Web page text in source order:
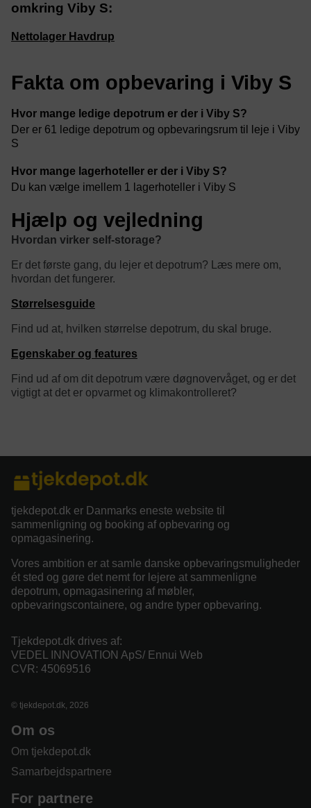
omkring Viby S:
Nettolager Havdrup
Fakta om opbevaring i Viby S
Hvor mange ledige depotrum er der i Viby S?
Der er 61 ledige depotrum og opbevaringsrum til leje i Viby
S
Hvor mange lagerhoteller er der i Viby S?
Du kan vælge imellem 1 lagerhoteller i Viby S
Hjælp og vejledning
Hvordan virker self-storage?
Er det første gang, du lejer et depotrum? Læs mere om,
hvordan det fungerer.
Størrelsesguide
Find ud at, hvilken størrelse depotrum, du skal bruge.
Egenskaber og features
Find ud af om dit depotrum være døgnovervåget, og er det
vigtigt at det er opvarmet og klimakontrolleret?
tjekdepot.dk er Danmarks eneste website til
sammenligning og booking af opbevaring og
opmagasinering.
Vores ambition er at samle danske opbevaringsmuligheder
ét sted og gøre det nemt for lejere at sammenligne
depotrum, opmagasinering af møbler,
opbevaringscontainere, og andre typer opbevaring.
Tjekdepot.dk drives af:
VEDEL INNOVATION ApS/ Ennui Web
CVR: 45069516
© tjekdepot.dk, 2026
Om os
Om tjekdepot.dk
Samarbejdspartnere
For partnere